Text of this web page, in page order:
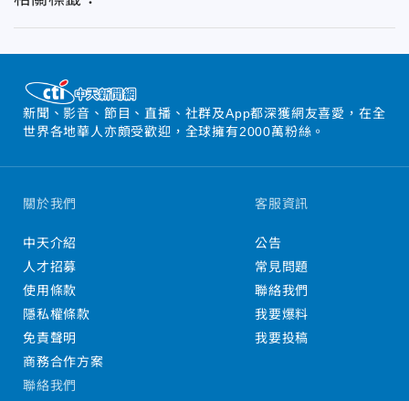
新聞、影音、節目、直播、社群及App都深獲網友喜愛，在全
世界各地華人亦頗受歡迎，全球擁有2000萬粉絲。
關於我們
中天介紹
人才招募
使用條款
隱私權條款
免責聲明
商務合作方案
客服資訊
公告
常見問題
聯絡我們
我要爆料
我要投稿
聯絡我們